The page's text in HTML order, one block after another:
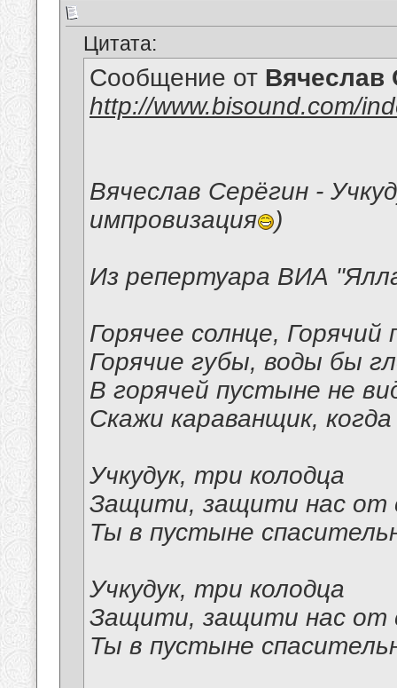
Цитата:
Сообщение от Вячеслав
http://www.bisound.com/
Вячеслав Серёгин -
импровизация
)
Из репертуара ВИА
Горячее солнце, Горячий
Горячие губы, воды бы
В горячей пустыне не
Скажи караванщик,
Учкудук, три колодца
Защити, защити нас от
Ты в пустыне
Учкудук, три колодца
Защити, защити нас от
Ты в пустыне